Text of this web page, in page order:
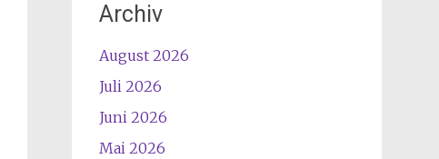
Archiv
August 2026
Juli 2026
Juni 2026
Mai 2026